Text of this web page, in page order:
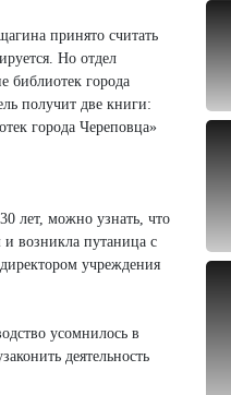
принято считать
Но отдел
библиотек города
получит две книги:
города Череповца»
лет, можно узнать, что
и возникла путаница с
учреждения
усомнилось в
деятельность